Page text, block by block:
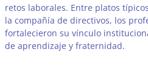
retos laborales. Entre platos
la compañía de directivos, los
fortalecieron su vínculo
de aprendizaje y fraternidad.